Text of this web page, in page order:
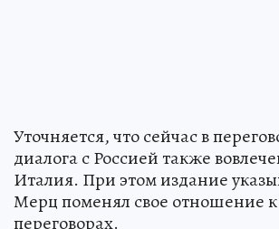
Уточняется, что сейчас в
диалога с Россией также
Италия. При этом издание
Мерц поменял свое отношение
переговорах.